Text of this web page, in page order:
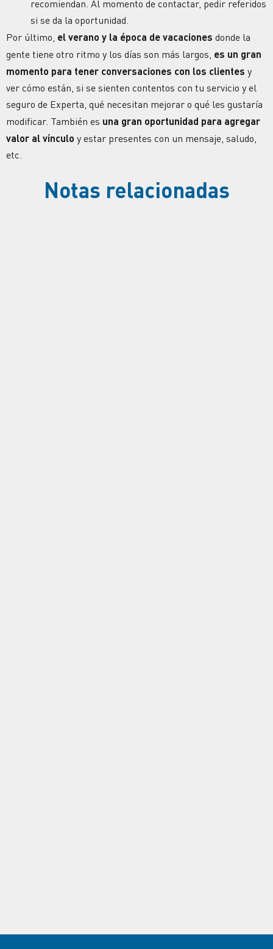
recomiendan. Al momento de contactar, pedir referidos
si se da la oportunidad.
Por último, el verano y la época de vacaciones donde la
gente tiene otro ritmo y los días son más largos, es un gran
momento para tener conversaciones con los clientes y
ver cómo están, si se sienten contentos con tu servicio y el
seguro de Experta, qué necesitan mejorar o qué les gustaría
modificar. También es una gran oportunidad para agregar
valor al vínculo y estar presentes con un mensaje, saludo,
etc.
Notas relacionadas